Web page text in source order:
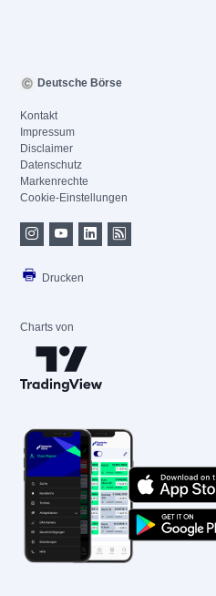
Deutsche Börse
Kontakt
Impressum
Disclaimer
Datenschutz
Markenrechte
Cookie-Einstellungen
Drucken
Charts von